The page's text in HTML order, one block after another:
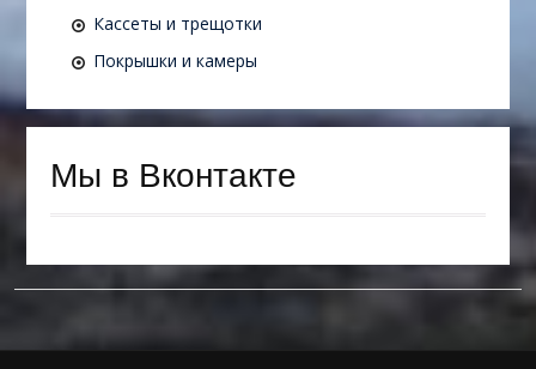
Кассеты и трещотки
Покрышки и камеры
Мы в Вконтакте